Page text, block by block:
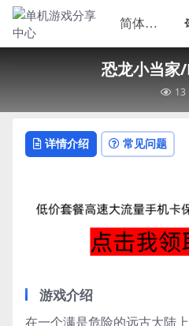
恐龙小当
13
详情介绍 常见问题
游戏介绍
在一个满是危险的远古大陆